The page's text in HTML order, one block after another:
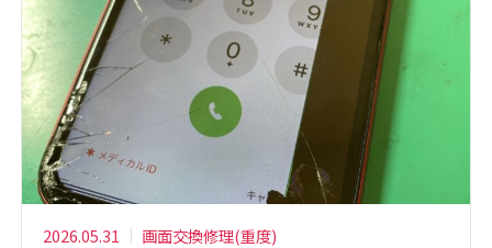
2026.05.31 画面交換修理(重度)